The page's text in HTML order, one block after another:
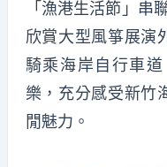
「漁港生活節」串
欣賞大型風箏展演
騎乘海岸自行車
樂，充分感受新竹
閒魅力。